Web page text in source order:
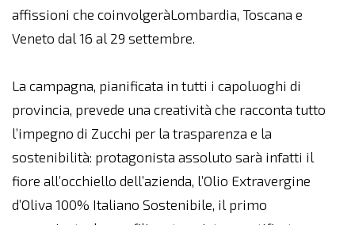
affissioni che coinvolgeràLombardia, Toscana e
Veneto dal 16 al 29 settembre.
La campagna, pianificata in tutti i capoluoghi di
provincia, prevede una creatività che racconta tutto
l’impegno di Zucchi per la trasparenza e la
sostenibilità: protagonista assoluto sarà infatti il
fiore all’occhiello dell’azienda, l’Olio Extravergine
d’Oliva 100% Italiano Sostenibile, il primo